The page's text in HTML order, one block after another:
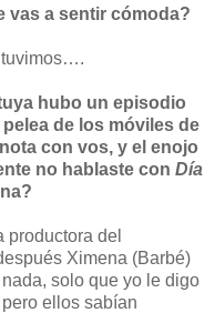
vas a sentir cómoda?
tuvimos….
hubo un episodio
de los móviles de
con vos, y el enojo
no hablaste con Día
productora del
Ximena (Barbé)
solo que yo le digo
ellos sabían